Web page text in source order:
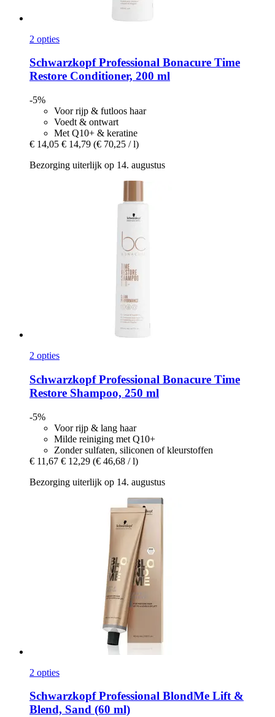
2 opties
Schwarzkopf Professional Bonacure Time
Restore Conditioner, 200 ml
-5%
Voor rijp & futloos haar
Voedt & ontwart
Met Q10+ & keratine
€ 14,05 € 14,79 (€ 70,25 / l)
Bezorging uiterlijk op 14. augustus
2 opties
Schwarzkopf Professional Bonacure Time
Restore Shampoo, 250 ml
-5%
Voor rijp & lang haar
Milde reiniging met Q10+
Zonder sulfaten, siliconen of kleurstoffen
€ 11,67 € 12,29 (€ 46,68 / l)
Bezorging uiterlijk op 14. augustus
2 opties
Schwarzkopf Professional BlondMe Lift &
Blend, Sand (60 ml)